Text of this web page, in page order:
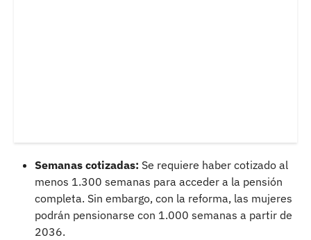
Semanas cotizadas: Se requiere haber cotizado al
menos 1.300 semanas para acceder a la pensión
completa. Sin embargo, con la reforma, las mujeres
podrán pensionarse con 1.000 semanas a partir de
2036.